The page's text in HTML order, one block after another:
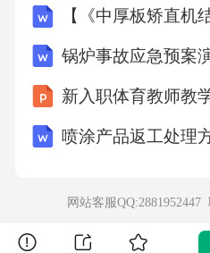
为主）、阳极焙烧产生的
尘（氧化铝粉尘、炭素粉
括：在电解槽上方设置
8%），配套建设干法净
锅炉事故应急预案
新入职体育教师教
喷涂产品返工处理
网站客服QQ:2881952447